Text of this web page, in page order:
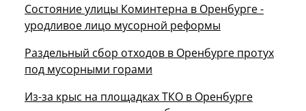
Состояние улицы Коминтерна в Оренбурге -
уродливое лицо мусорной реформы
Раздельный сбор отходов в Оренбурге протух
под мусорными горами
Из-за крыс на площадках ТКО в Оренбурге